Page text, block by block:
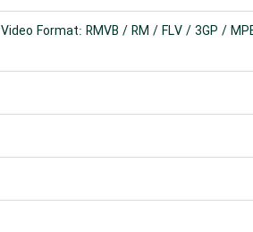
Video Format: RMVB / RM / FLV / 3GP /